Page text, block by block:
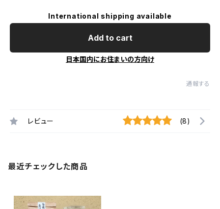
International shipping available
Add to cart
日本国内にお住まいの方向け
通報する
レビュー (8)
最近チェックした商品